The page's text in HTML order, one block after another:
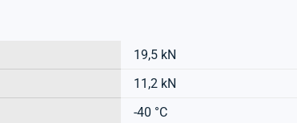
19,5 kN
11,2 kN
-40 °C